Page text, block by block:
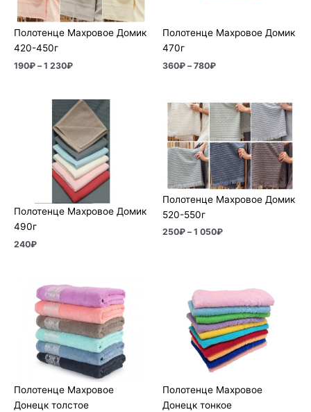
Полотенце Махровое Домик
420-450г
190₽ – 1 230₽
Полотенце Махровое Домик
470г
360₽ – 780₽
Полотенце Махровое Домик
490г
240₽
Полотенце Махровое Домик
520-550г
250₽ – 1 050₽
Диапазон
цен:
250₽
–
1
050₽
Полотенце Махровое
Донецк толстое
цен:
790₽
2
480₽
Полотенце Махровое
Донецк тонкое
цен:
290₽
–
1
740₽